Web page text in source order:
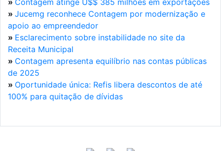
» Contagem atinge U$$ 385 milhões em exportações
» Jucemg reconhece Contagem por modernização e
apoio ao empreendedor
» Esclarecimento sobre instabilidade no site da
Receita Municipal
» Contagem apresenta equilíbrio nas contas públicas
de 2025
» Oportunidade única: Refis libera descontos de até
100% para quitação de dívidas